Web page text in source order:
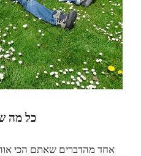
כל מה
אחד מהדברים שאתם הכי